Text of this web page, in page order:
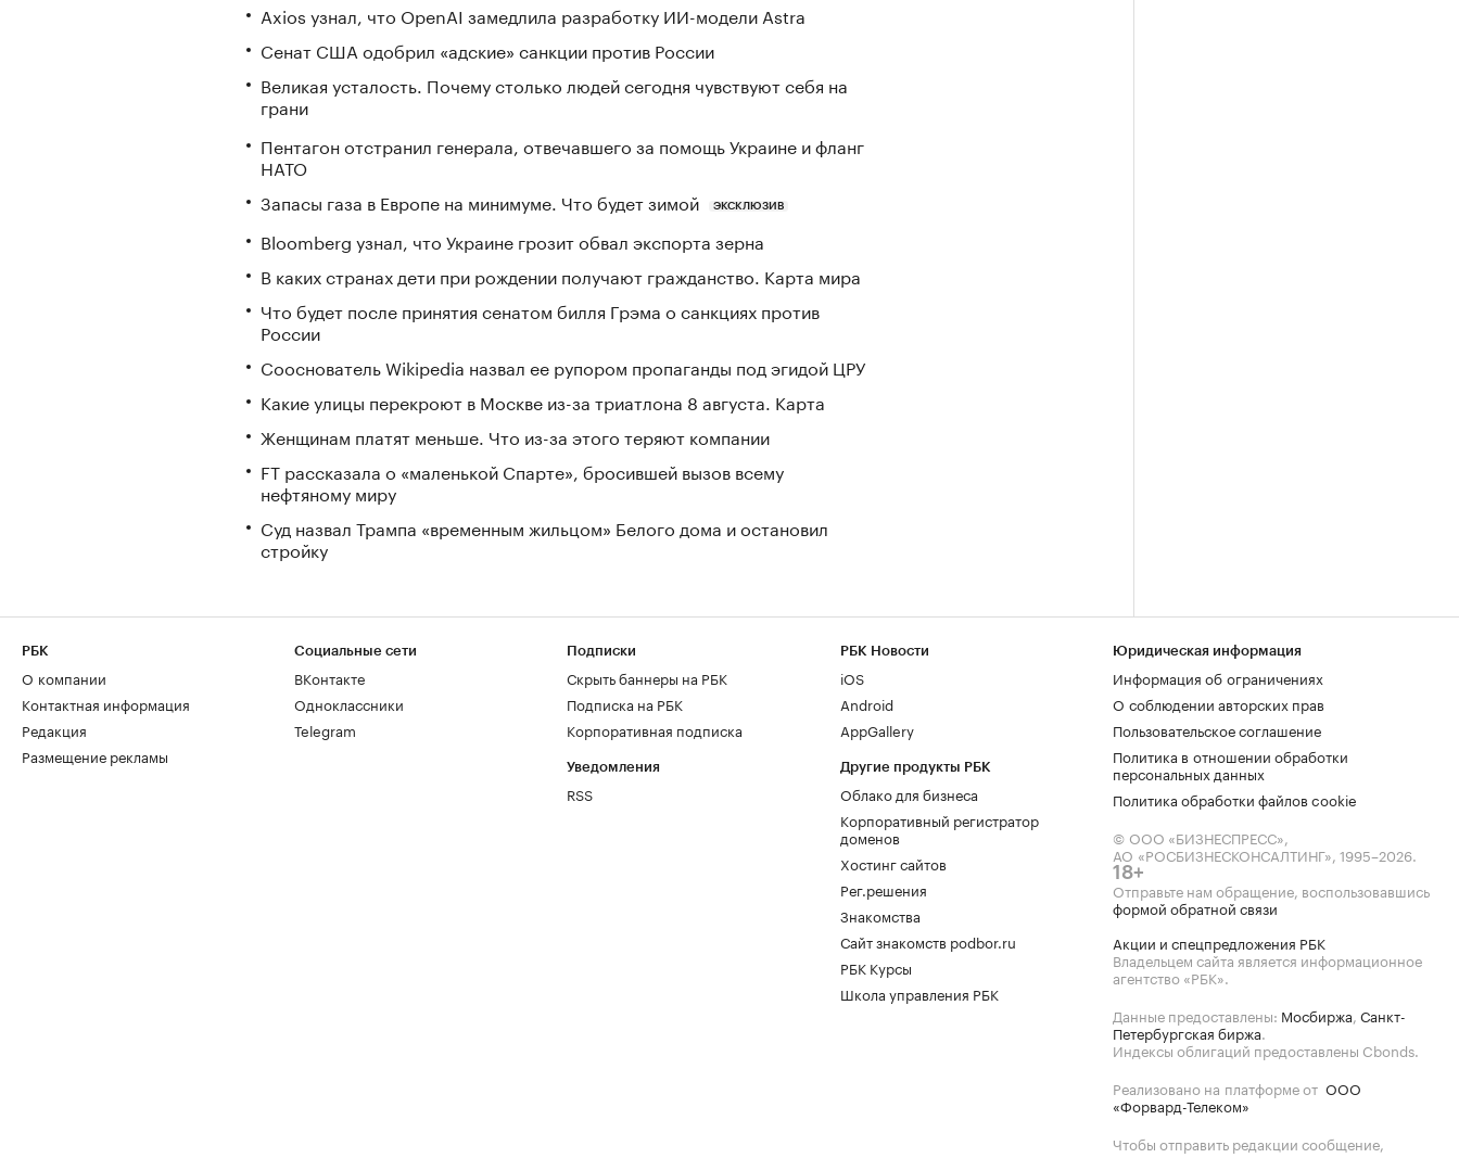
Axios узнал, что OpenAI замедлила разработку ИИ-модели Astra
Сенат США одобрил «адские» санкции против России
Великая усталость. Почему столько людей сегодня чувствуют себя на
грани
Пентагон отстранил генерала, отвечавшего за помощь Украине и фланг
НАТО
Запасы газа в Европе на минимуме. Что будет зимой
ЭКСКЛЮЗИВ
Bloomberg узнал, что Украине грозит обвал экспорта зерна
В каких странах дети при рождении получают гражданство. Карта мира
Что будет после принятия сенатом билля Грэма о санкциях против
России
Сооснователь Wikipedia назвал ее рупором пропаганды под эгидой ЦРУ
Какие улицы перекроют в Москве из-за триатлона 8 августа. Карта
Женщинам платят меньше. Что из-за этого теряют компании
FT рассказала о «маленькой Спарте», бросившей вызов всему
нефтяному миру
Суд назвал Трампа «временным жильцом» Белого дома и остановил
стройку
РБК
О компании
Контактная информация
Редакция
Размещение рекламы
Социальные сети
ВКонтакте
Одноклассники
Telegram
Подписки
Скрыть баннеры на РБК
Подписка на РБК
Корпоративная подписка
Уведомления
RSS
РБК Новости
iOS
Android
AppGallery
Другие продукты РБК
Облако для бизнеса
Корпоративный регистратор
доменов
Хостинг сайтов
Рег.решения
Знакомства
Сайт знакомств podbor.ru
РБК Курсы
Школа управления РБК
Юридическая информация
Информация об ограничениях
О соблюдении авторских прав
Пользовательское соглашение
Политика в отношении обработки
персональных данных
Политика обработки файлов cookie
© ООО «БИЗНЕСПРЕСС»,
АО «РОСБИЗНЕСКОНСАЛТИНГ», 1995–2026.
18+
Отправьте нам обращение, воспользовавшись
формой обратной связи
Акции и спецпредложения РБК
Владельцем сайта является информационное
агентство «РБК».
Данные предоставлены: Мосбиржа, Санкт-
Петербургская биржа.
Индексы облигаций предоставлены Cbonds.
Реализовано на платформе от ООО
«Форвард-Телеком»
Чтобы отправить редакции сообщение,